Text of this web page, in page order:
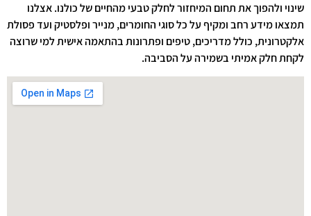
שינוי ולהפוך את תחום המיחזור לחלק טבעי מהחיים של כולנו. אצלנו
תמצאו מידע רחב ומקיף על כל סוגי החומרים, מנייר ופלסטיק ועד פסולת
אלקטרונית, כולל מדריכים, טיפים ופתרונות בהתאמה אישית למי שרוצה
לקחת חלק אמיתי בשמירה על הסביבה.